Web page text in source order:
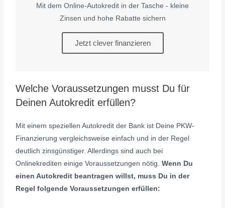
Mit dem Online-Autokredit in der Tasche - kleine
Zinsen und hohe Rabatte sichern
Jetzt clever finanzieren
Welche Voraussetzungen musst Du für
Deinen Autokredit erfüllen?
Mit einem speziellen Autokredit der Bank ist Deine PKW-
Finanzierung vergleichsweise einfach und in der Regel
deutlich zinsgünstiger. Allerdings sind auch bei
Onlinekrediten einige Voraussetzungen nötig.Wenn Du
einen Autokredit beantragen willst, muss Du in der
Regel folgende Voraussetzungen erfüllen: